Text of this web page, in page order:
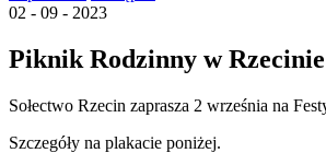
02 - 09 - 2023
Piknik Rodzinny w Rzecinie
Sołectwo Rzecin zaprasza 2 września na
Szczegóły na plakacie poniżej.